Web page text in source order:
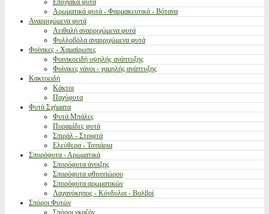
Εποχιακά φυτά
Αρωματικά φυτά - Φαρμακευτικά - Βότανα
Αναρριχώμενα φυτά
Αειθαλή αναρριχώμενα φυτά
Φυλλοβόλα αναρριχώμενα φυτά
Φοίνικες - Χαμαίρωπες
Φοινικοειδή υψηλής ανάπτυξης
Φοίνικες νάνοι - χαμηλής ανάπτυξης
Κακτοειδή
Κάκτοι
Παχύφυτα
Φυτά Σχήματα
Φυτά Μπάλες
Πυραμίδες φυτά
Σπιράλ - Στριφτά
Ελεύθερα - Τοπιάρια
Σπορόφυτα - Αρωματικά
Σπορόφυτα άνοιξης
Σπορόφυτα φθινοπώρου
Σπορόφυτα αρωματικών
Λαχανόκηπος - Κόνδυλοι - Βολβοί
Σπόροι Φυτών
Σπόροι γκαζόν